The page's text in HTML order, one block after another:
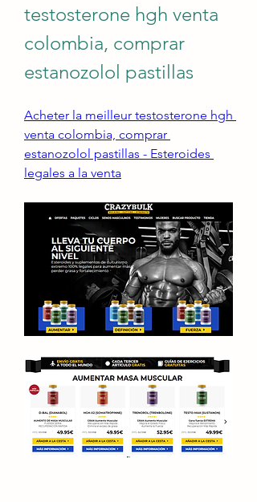
testosterone hgh venta
colombia, comprar
estanozolol pastillas
Acheter la meilleur testosterone hgh
venta colombia, comprar
estanozolol pastillas - Esteroides
legales a la venta